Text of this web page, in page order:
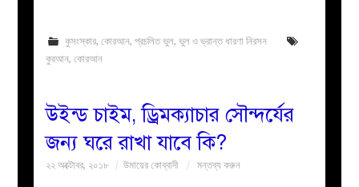
কুসংস্কার, কোরআন, প্রচলিত ভুল, ভুল ও ভ্রান্ত ধারণা নিরসন
কুরআন,কোরআন
উইন্ড চাইম, ড্রিমক্যাচার সৌন্দর্যের
জন্য ঘরে রাখা যাবে কি?
২২ অক্টোবর, ২০১৮ উমায়ের কোব্বাদী মন্তব্য করুন